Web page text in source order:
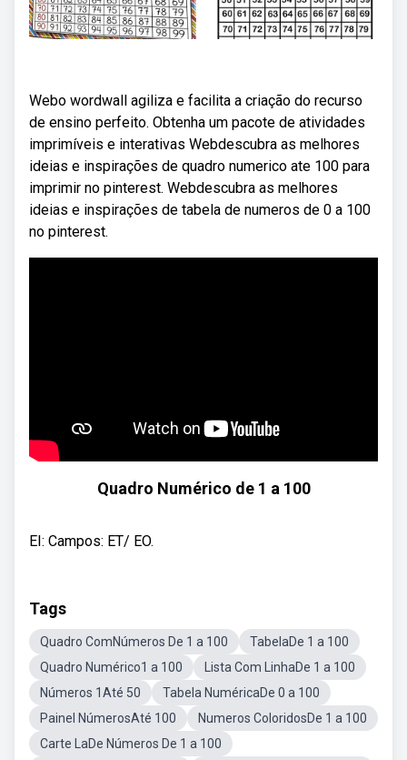
Webo wordwall agiliza e facilita a criação do recurso
de ensino perfeito. Obtenha um pacote de atividades
imprimíveis e interativas Webdescubra as melhores
ideias e inspirações de quadro numerico ate 100 para
imprimir no pinterest. Webdescubra as melhores
ideias e inspirações de tabela de numeros de 0 a 100
no pinterest.
Quadro Numérico de 1 a 100
EI: Campos: ET/ EO.
Tags
Quadro ComNúmeros De 1 a 100
TabelaDe 1 a 100
Quadro Numérico1 a 100
Lista Com LinhaDe 1 a 100
Números 1Até 50
Tabela NuméricaDe 0 a 100
Painel NúmerosAté 100
Numeros ColoridosDe 1 a 100
Carte LaDe Números De 1 a 100